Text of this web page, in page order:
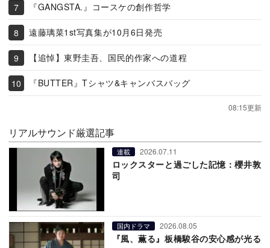
『GANGSTA.』コースケの創作哲学
遠藤璃菜1st写真集が10月6日発売
【追悼】東野圭吾、国民的作家への道程
『BUTTER』Tシャツ&キャンバスバッグ
08:15更新
リアルサウンド厳選記事
連載 2026.07.11
ロックスターと過ごした記憶：櫻井敦
司
国内ドラマ 2026.08.05
『風、薫る』板橋駿谷の安心感が光る